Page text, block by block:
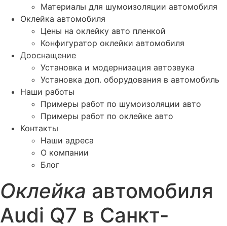
Материалы для шумоизоляции автомобиля
Оклейка автомобиля
Цены на оклейку авто пленкой
Конфигуратор оклейки автомобиля
Дооснащение
Установка и модернизация автозвука
Установка доп. оборудования в автомобиль
Наши работы
Примеры работ по шумоизоляции авто
Примеры работ по оклейке авто
Контакты
Наши адреса
О компании
Блог
Оклейка автомобиля
Audi Q7 в Санкт-